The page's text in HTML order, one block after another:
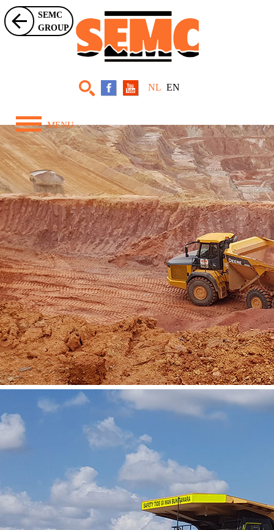
SEMC
GROUP
NL EN
MENU
Home
Over ons
Zwaar Materieel
Projecten
Nieuws
Vacatures
Contact